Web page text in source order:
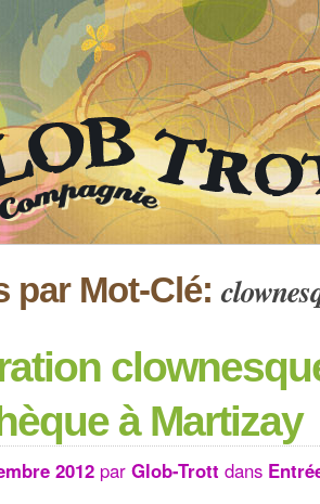
par Mot-Clé:
à Martizay
2012 par Glob-Trott dans